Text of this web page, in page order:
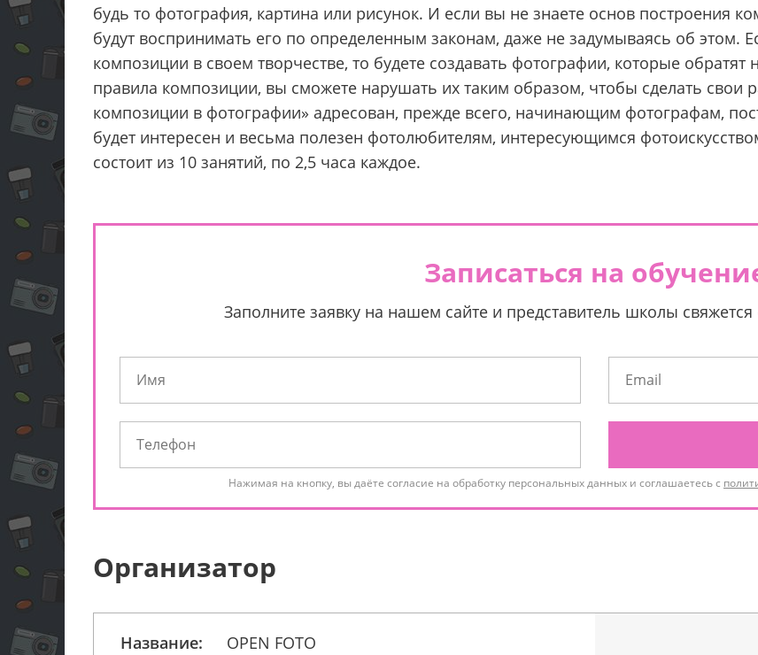
будь то фотография, картина или рисунок. И если вы не знаете основ построения
будут воспринимать его по определенным законам, даже не задумываясь об этом.
композиции в своем творчестве, то будете создавать фотографии, которые
правила композиции, вы сможете нарушать их таким образом, чтобы сделать свои
композиции в фотографии» адресован, прежде всего, начинающим фотографам,
будет интересен и весьма полезен фотолюбителям, интересующимся
состоит из 10 занятий, по 2,5 часа каждое.
Записаться на
Заполните заявку на нашем сайте и представитель школы
Нажимая на кнопку, вы даёте согласие на обработку персональных данных и соглашаетесь с
Организатор
Название:
OPEN FOTO